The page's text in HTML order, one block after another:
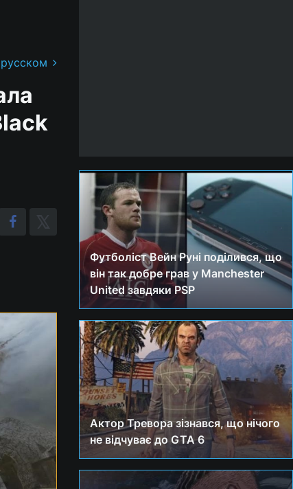
Футболіст Вейн Руні поділився, що
він так добре грав у Manchester
United завдяки PSP
Актор Тревора зізнався, що нічого
не відчуває до GTA 6